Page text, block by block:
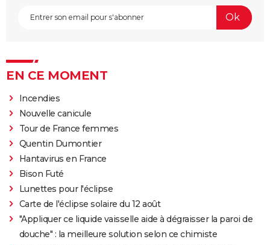
EN CE MOMENT
Incendies
Nouvelle canicule
Tour de France femmes
Quentin Dumontier
Hantavirus en France
Bison Futé
Lunettes pour l'éclipse
Carte de l'éclipse solaire du 12 août
"Appliquer ce liquide vaisselle aide à dégraisser la paroi de
douche" : la meilleure solution selon ce chimiste